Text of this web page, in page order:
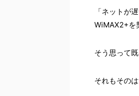
「ネットが
WiMAX2+を
そう思って
それもそのは